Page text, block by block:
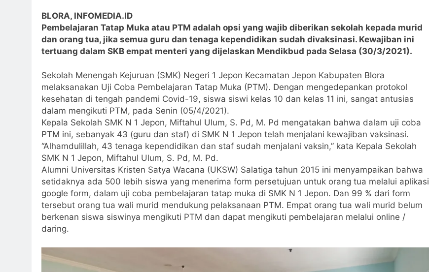
BLORA, INFOMEDIA.ID
Pembelajaran Tatap Muka atau PTM adalah opsi yang wajib diberikan sekolah kepada murid
dan orang tua, jika semua guru dan tenaga kependidikan sudah divaksinasi. Kewajiban ini
tertuang dalam SKB empat menteri yang dijelaskan Mendikbud pada Selasa (30/3/2021).
Sekolah Menengah Kejuruan (SMK) Negeri 1 Jepon Kecamatan Jepon Kabupaten Blora
melaksanakan Uji Coba Pembelajaran Tatap Muka (PTM). Dengan mengedepankan protokol
kesehatan di tengah pandemi Covid-19, siswa siswi kelas 10 dan kelas 11 ini, sangat antusias
dalam mengikuti PTM, pada Senin (05/4/2021).
Kepala Sekolah SMK N 1 Jepon, Miftahul Ulum, S. Pd, M. Pd mengatakan bahwa dalam uji coba
PTM ini, sebanyak 43 (guru dan staf) di SMK N 1 Jepon telah menjalani kewajiban vaksinasi.
“Alhamdulillah, 43 tenaga kependidikan dan staf sudah menjalani vaksin,” kata Kepala Sekolah
SMK N 1 Jepon, Miftahul Ulum, S. Pd, M. Pd.
Alumni Universitas Kristen Satya Wacana (UKSW) Salatiga tahun 2015 ini menyampaikan bahwa
setidaknya ada 500 lebih siswa yang menerima form persetujuan untuk orang tua melalui aplikasi
google form, dalam uji coba pembelajaran tatap muka di SMK N 1 Jepon. Dan 99 % dari form
tersebut orang tua wali murid mendukung pelaksanaan PTM. Empat orang tua wali murid belum
berkenan siswa siswinya mengikuti PTM dan dapat mengikuti pembelajaran melalui online /
daring.